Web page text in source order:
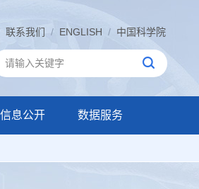
联系我们 / ENGLISH / 中国科学院
信息公开 数据服务